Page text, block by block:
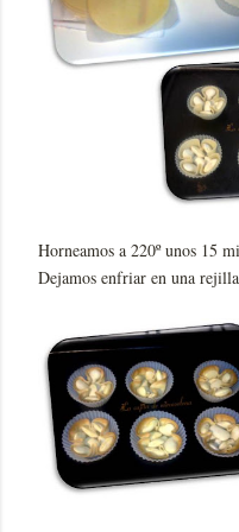
Horneamos a 220º unos 15
Dejamos enfriar en una